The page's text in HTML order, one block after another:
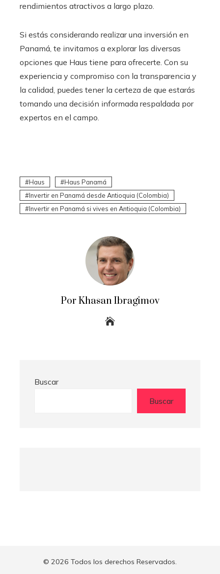
rendimientos atractivos a largo plazo.
Si estás considerando realizar una inversión en
Panamá, te invitamos a explorar las diversas
opciones que Haus tiene para ofrecerte. Con su
experiencia y compromiso con la transparencia y
la calidad, puedes tener la certeza de que estarás
tomando una decisión informada respaldada por
expertos en el campo.
Haus
Haus Panamá
Invertir en Panamá desde Antioquia (Colombia)
Invertir en Panamá si vives en Antioquia (Colombia)
Por Khasan Ibragimov
Buscar
Buscar
© 2026 Todos los derechos Reservados.